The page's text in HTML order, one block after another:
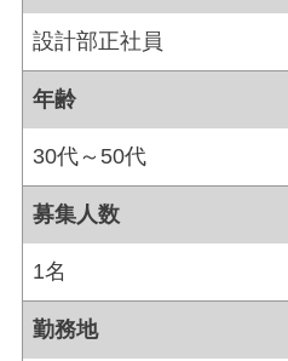
設計部正社員
年齢
30代～50代
募集人数
1名
勤務地